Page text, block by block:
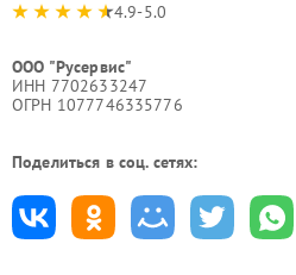
4.9-5.0
ООО "Русервис"
ИНН 7702633247
ОГРН 1077746335776
Поделиться в соц. сетях: